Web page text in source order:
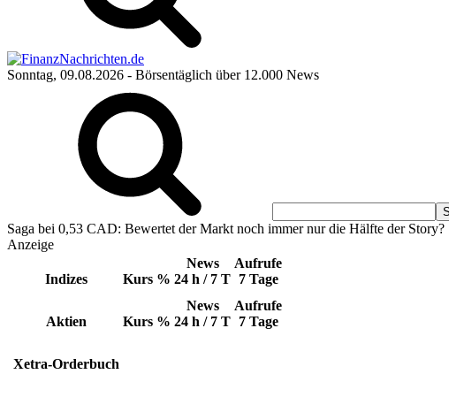
Sonntag, 09.08.2026 - Börsentäglich über 12.000 News
Saga bei 0,53 CAD: Bewertet der Markt noch immer nur die Hälfte der Story?
Anzeige
Indizes Kurs %
News
24 h / 7 T
Aufrufe
7 Tage
Aktien Kurs %
News
24 h / 7 T
Aufrufe
7 Tage
Xetra-Orderbuch